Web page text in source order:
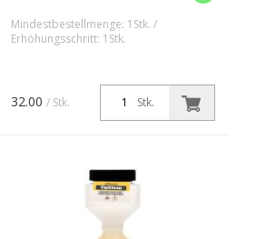
Mindestbestellmenge: 1Stk. /
Erhöhungsschritt: 1Stk.
Stk.
32.00 / Stk.